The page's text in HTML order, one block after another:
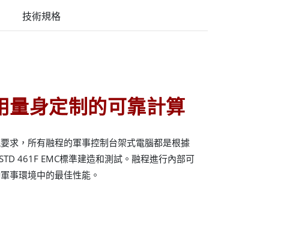
技術規格
量身定制的可靠計算
求，所有融程的軍事控制台架式電腦都是根據
461F EMC標準建造和測試。融程進行內部可
事環境中的最佳性能。